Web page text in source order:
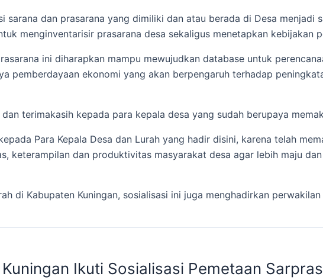
dan prasarana yang dimiliki dan atau berada di Desa menjadi
menginventarisir prasarana desa sekaligus menetapkan kebijakan
ini diharapkan mampu mewujudkan database untuk
pemberdayaan ekonomi yang akan berpengaruh terhadap
terimakasih kepada para kepala desa yang sudah berupaya
Para Kepala Desa dan Lurah yang hadir disini, karena telah
keterampilan dan produktivitas masyarakat desa agar lebih maju
di Kabupaten Kuningan, sosialisasi ini juga menghadirkan
Ikuti Sosialisasi Pemetaan